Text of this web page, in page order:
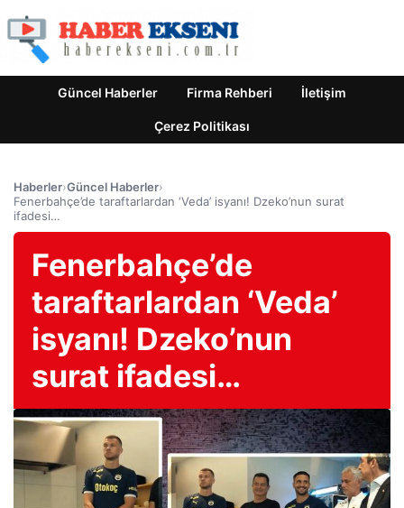
Güncel Haberler Firma Rehberi İletişim
Çerez Politikası
Haberler›Güncel Haberler›
Fenerbahçe’de taraftarlardan ‘Veda’ isyanı! Dzeko’nun surat
ifadesi…
Fenerbahçe’de
taraftarlardan ‘Veda’
isyanı! Dzeko’nun
surat ifadesi…